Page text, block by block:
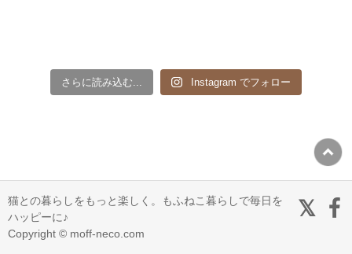
さらに読み込む... Instagram でフォロー
猫との暮らしをもっと楽しく。もふねこ暮らしで毎日を
ハッピーに♪
Copyright © moff-neco.com